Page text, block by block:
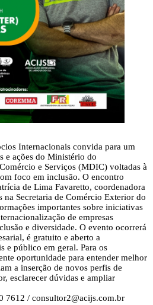
Internacionais convida para um
e ações do Ministério do
e Serviços (MDIC) voltadas à
foco em inclusão. O encontro
de Lima Favaretto, coordenadora
na Secretaria de Comércio Exterior do
importantes sobre iniciativas
de empresas
e diversidade. O evento ocorrerá
é gratuito e aberto a
e público em geral. Para os
oportunidade para entender melhor
a inserção de novos perfis de
esclarecer dúvidas e ampliar
7612 / consultor2@acijs.com.br